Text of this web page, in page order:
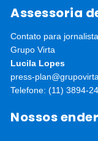
Assessoria
Contato para
Grupo Virta
Lucila Lopes
press-
Telefone: (11) 3894-
Nossos